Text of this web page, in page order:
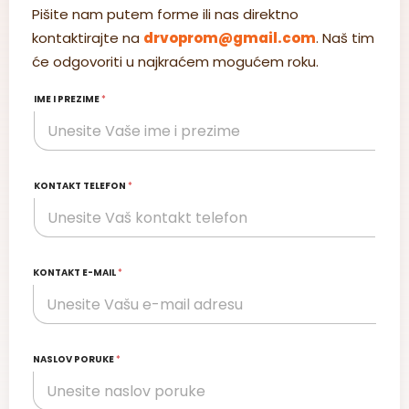
Pišite nam putem forme ili nas direktno
kontaktirajte na drvoprom@gmail.com. Naš tim
će odgovoriti u najkraćem mogućem roku.
IME I PREZIME*
KONTAKT TELEFON *
KONTAKT E-MAIL*
NASLOV PORUKE*